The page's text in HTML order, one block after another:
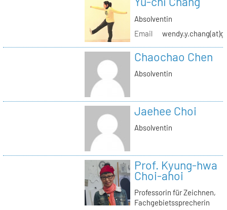
Absolventin
Email
Chaochao Chen
Absolventin
Jaehee Choi
Absolventin
Prof. Kyung-hwa
Choi-ahoi
Professorin für Zeichnen,
Fachgebietssprecherin